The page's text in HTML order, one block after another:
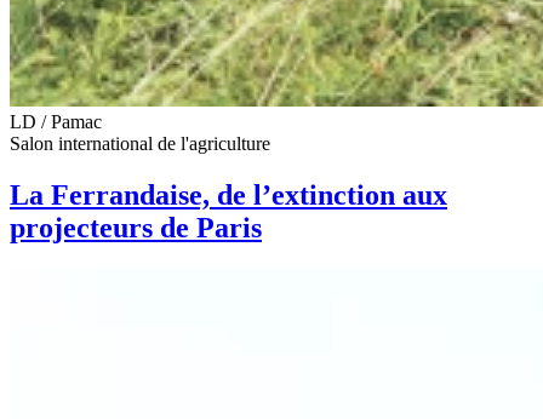
LD / Pamac
Salon international de l'agriculture
La Ferrandaise, de l’extinction aux
projecteurs de Paris